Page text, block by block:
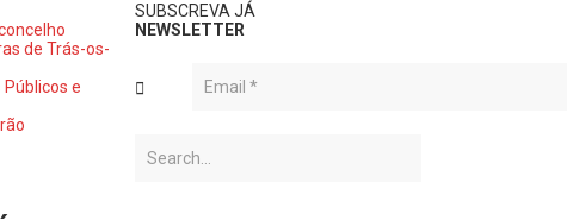
de Trás-os-
e
SUBSCREVA JÁ
NEWSLETTER